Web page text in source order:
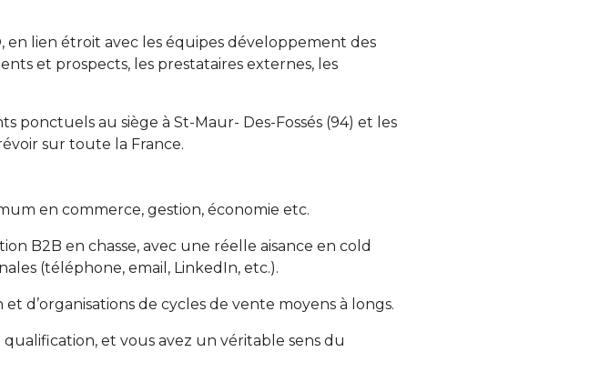
en lien étroit avec les équipes développement des
et prospects, les prestataires externes, les
ponctuels au siège à St-Maur- Des-Fossés (94) et les
sur toute la France.
en commerce, gestion, économie etc.
B2B en chasse, avec une réelle aisance en cold
(téléphone, email, LinkedIn, etc.).
d’organisations de cycles de vente moyens à longs.
et vous avez un véritable sens du